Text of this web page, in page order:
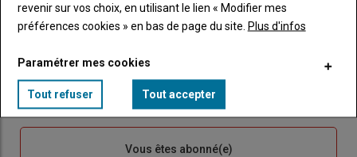
Publicité
Vous êtes abonné(e)
revenir sur vos choix, en utilisant le lien « Modifier mes
préférences cookies » en bas de page du site. Plus d'infos
Paramétrer mes cookies
Tout refuser Tout accepter